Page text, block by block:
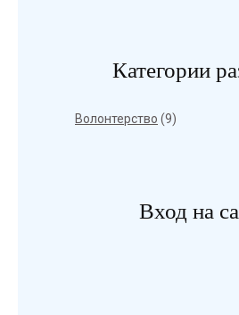
Категории
Волонтерство (9)
Вход на